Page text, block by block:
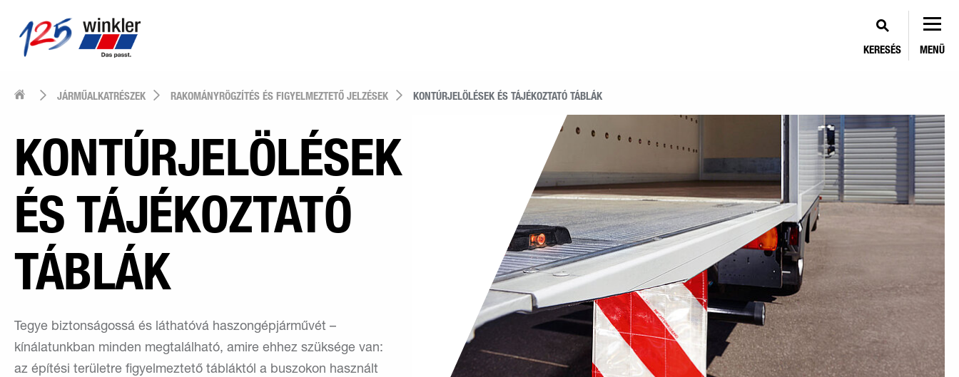
KERESÉS MENÜ
JÁRMŰALKATRÉSZEK RAKOMÁNYRÖGZÍTÉS ÉS FIGYELMEZTETŐ JELZÉSEK KONTÚRJELÖLÉSEK ÉS TÁJÉKOZTATÓ TÁBLÁK
KONTÚRJELÖLÉSEK
ÉS TÁJÉKOZTATÓ
TÁBLÁK
Tegye biztonságossá és láthatóvá haszongépjárművét –
kínálatunkban minden megtalálható, amire ehhez szüksége van:
az építési területre figyelmeztető tábláktól a buszokon használt